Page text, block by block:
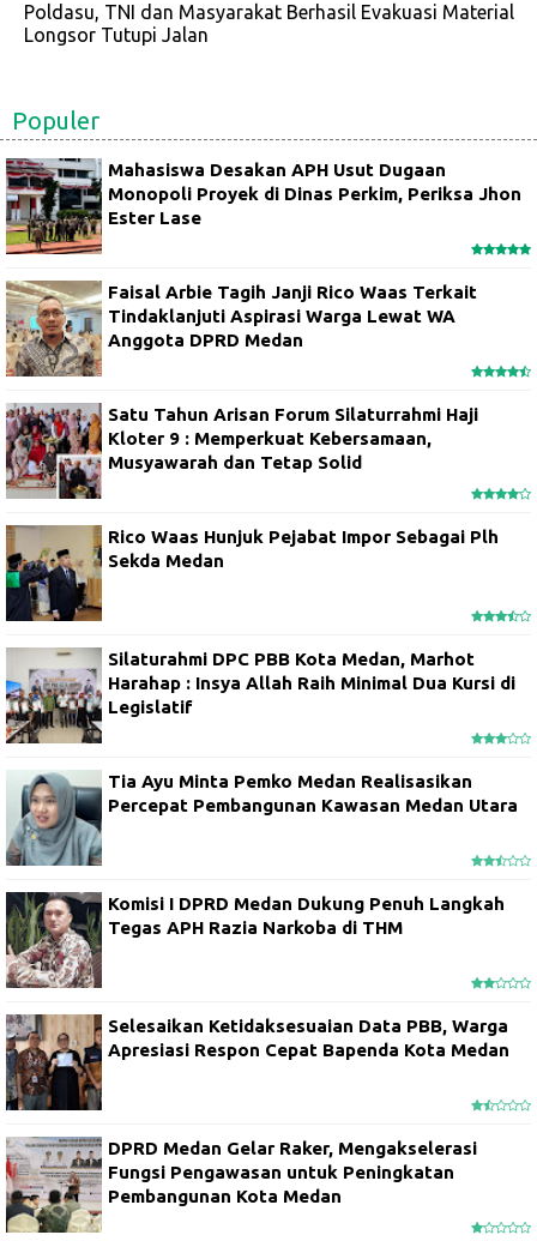
Poldasu, TNI dan Masyarakat Berhasil Evakuasi Material
Longsor Tutupi Jalan
Populer
Mahasiswa Desakan APH Usut Dugaan
Monopoli Proyek di Dinas Perkim, Periksa Jhon
Ester Lase
Faisal Arbie Tagih Janji Rico Waas Terkait
Tindaklanjuti Aspirasi Warga Lewat WA
Anggota DPRD Medan
Satu Tahun Arisan Forum Silaturrahmi Haji
Kloter 9 : Memperkuat Kebersamaan,
Musyawarah dan Tetap Solid
Rico Waas Hunjuk Pejabat Impor Sebagai Plh
Sekda Medan
Silaturahmi DPC PBB Kota Medan, Marhot
Harahap : Insya Allah Raih Minimal Dua Kursi di
Legislatif
Tia Ayu Minta Pemko Medan Realisasikan
Percepat Pembangunan Kawasan Medan Utara
Komisi I DPRD Medan Dukung Penuh Langkah
Tegas APH Razia Narkoba di THM
Selesaikan Ketidaksesuaian Data PBB, Warga
Apresiasi Respon Cepat Bapenda Kota Medan
DPRD Medan Gelar Raker, Mengakselerasi
Fungsi Pengawasan untuk Peningkatan
Pembangunan Kota Medan